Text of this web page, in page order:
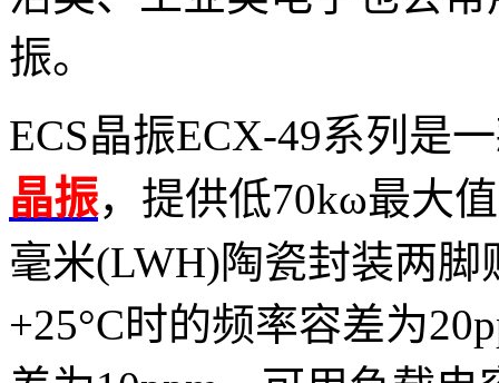
振。
ECS晶振ECX-49系列是
晶振，提供低70kω最大
毫米(LWH)陶瓷封装两
+25°C时的频率容差为